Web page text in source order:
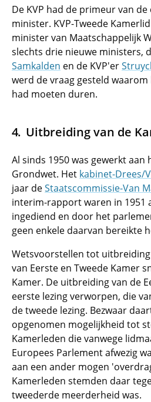
De KVP had de primeur van
minister. KVP-Tweede Kamerlid
minister van Maatschappelijk
slechts drie nieuwe ministers,
Samkalden en de KVP'er
werd de vraag gesteld
had moeten duren.
Uitbreiding van de
Al sinds 1950 was gewerkt aan
Grondwet. Het kabinet-Drees/
jaar deStaatscommissie-Van
interim-rapport waren in 1951
ingediend en door het
geen enkele daarvan bereikte
Wetsvoorstellen tot
van Eerste en Tweede Kamer
Kamer. De uitbreiding van de
eerste lezing verworpen, die
de tweede lezing. Bezwaar
opgenomen mogelijkheid tot
Kamerleden die vanwege
Europees Parlement afwezig
aan een ander mogen
Kamerleden stemden daar
tweederde meerderheid was.